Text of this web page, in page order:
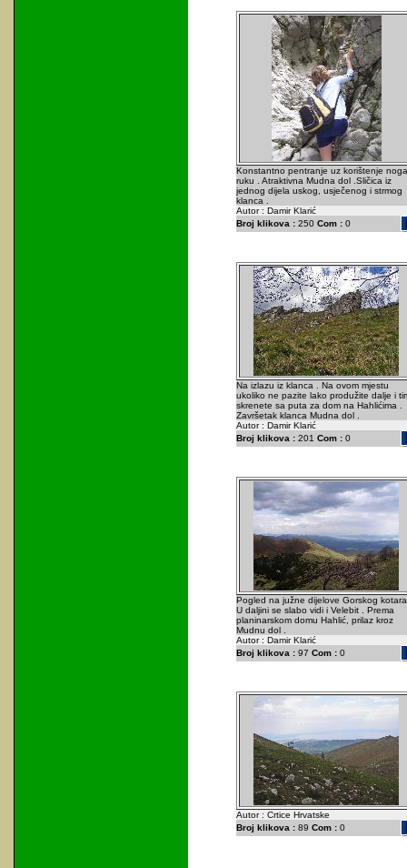
Konstantno pentranje uz korištenje
ruku . Atraktivna Mudna dol .Sličica iz
jednog dijela uskog, usječenog i strmog
klanca .
Autor : Damir Klarić
Broj klikova :250 Com :0
Na izlazu iz klanca . Na ovom mjestu
ukoliko ne pazite lako produžite dalje i
skrenete sa puta za dom na Hahlićima .
Završetak klanca Mudna dol .
Autor : Damir Klarić
Broj klikova :201 Com :0
Pogled na južne dijelove Gorskog
U daljini se slabo vidi i Velebit . Prema
planinarskom domu Hahlić, prilaz kroz
Mudnu dol .
Autor : Damir Klarić
Broj klikova :97 Com :0
Autor : Crtice Hrvatske
Broj klikova :89 Com :0